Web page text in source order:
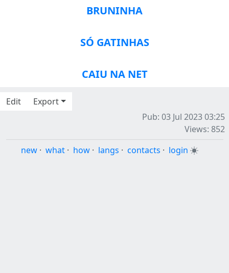
BRUNINHA
SÓ GATINHAS
CAIU NA NET
Edit
Export
Pub: 03 Jul 2023 03:25
Views: 852
new · what · how · langs · contacts · login